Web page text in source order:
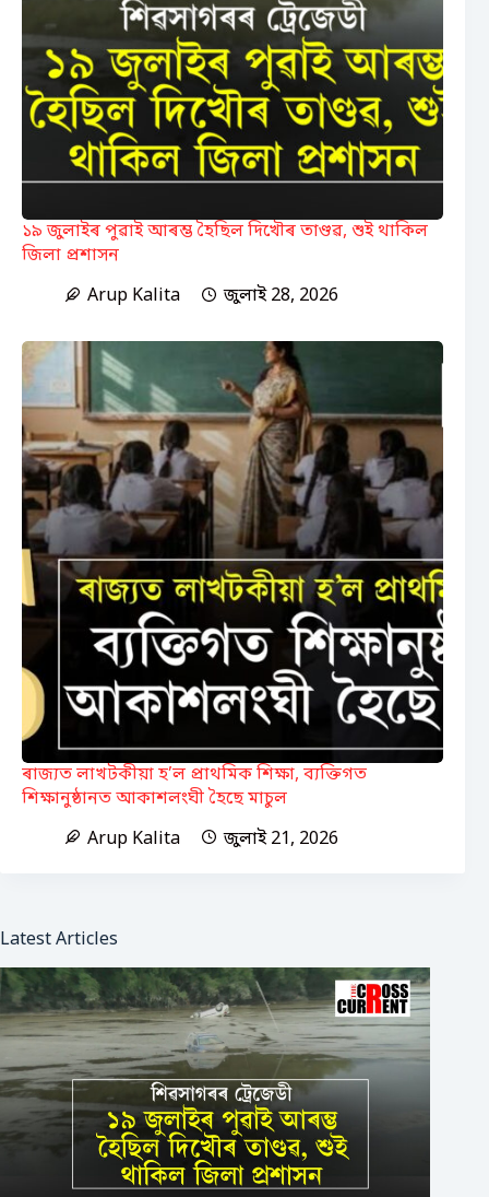
১৯ জুলাইৰ পুৱাই আৰম্ভ হৈছিল দিখৌৰ তাণ্ডৱ, শুই থাকিল
জিলা প্ৰশাসন
Arup Kalita
জুলাই 28, 2026
ৰাজ্যত লাখটকীয়া হ’ল প্ৰাথমিক শিক্ষা, ব্যক্তিগত
শিক্ষানুষ্ঠানত আকাশলংঘী হৈছে মাচুল
Arup Kalita
জুলাই 21, 2026
Latest Articles